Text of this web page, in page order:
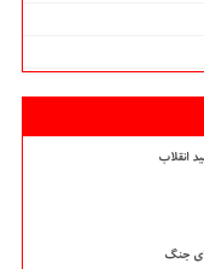
انقلاب
جنگ